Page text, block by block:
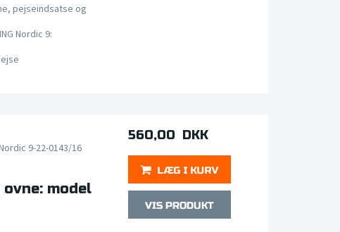
pejseindsatse og
Nordic 9:
9-22-0143/16
model
560,00 DKK